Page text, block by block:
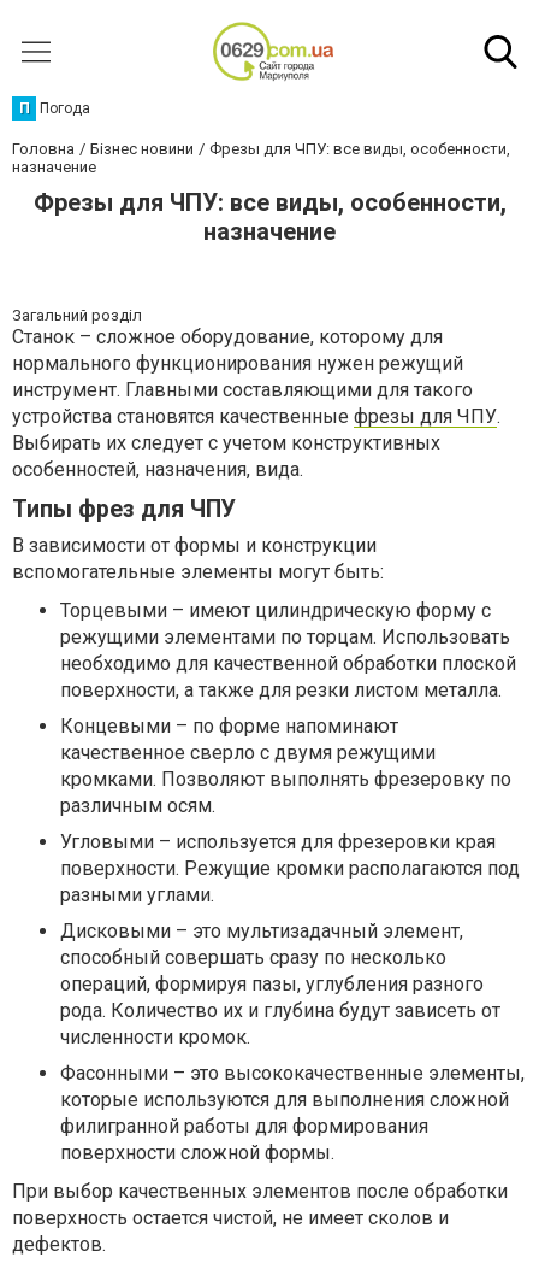
П Погода
Головна Бізнес новини
Фрезы для ЧПУ: все виды, особенности,
назначение
Фрезы для ЧПУ: все виды, особенности,
назначение
Загальний розділ
Станок – сложное оборудование, которому для
нормального функционирования нужен режущий
инструмент. Главными составляющими для такого
устройства становятся качественные фрезы для ЧПУ.
Выбирать их следует с учетом конструктивных
особенностей, назначения, вида.
Типы фрез для ЧПУ
В зависимости от формы и конструкции
вспомогательные элементы могут быть:
Торцевыми – имеют цилиндрическую форму с
режущими элементами по торцам. Использовать
необходимо для качественной обработки плоской
поверхности, а также для резки листом металла.
Концевыми – по форме напоминают
качественное сверло с двумя режущими
кромками. Позволяют выполнять фрезеровку по
различным осям.
Угловыми – используется для фрезеровки края
поверхности. Режущие кромки располагаются под
разными углами.
Дисковыми – это мультизадачный элемент,
способный совершать сразу по несколько
операций, формируя пазы, углубления разного
рода. Количество их и глубина будут зависеть от
численности кромок.
Фасонными – это высококачественные элементы,
которые используются для выполнения сложной
филигранной работы для формирования
поверхности сложной формы.
При выбор качественных элементов после обработки
поверхность остается чистой, не имеет сколов и
дефектов.